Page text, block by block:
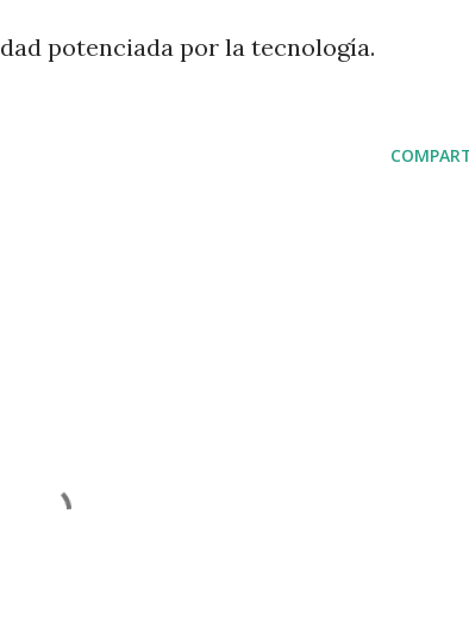
potenciada por la tecnología.